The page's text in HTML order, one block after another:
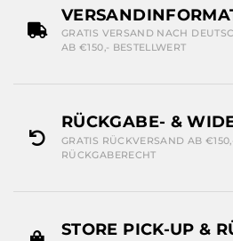
GRATIS VERSAND NACH
AB €150,- BESTELLWERT
RÜCKGABE- &
GRATIS RÜCKVERSAND AB
RÜCKGABERECHT
STORE PICK-UP &